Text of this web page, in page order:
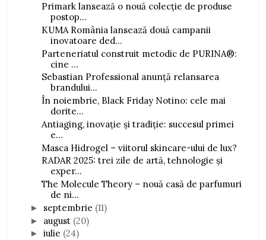
Primark lansează o nouă colecție de produse
postop...
KUMA România lansează două campanii
inovatoare ded...
Parteneriatul construit metodic de PURINA®:
cine ...
Sebastian Professional anunță relansarea
brandului...
În noiembrie, Black Friday Notino: cele mai
dorite...
Antiaging, inovație și tradiție: succesul primei
e...
Masca Hidrogel – viitorul skincare-ului de lux?
RADAR 2025: trei zile de artă, tehnologie și
exper...
The Molecule Theory – nouă casă de parfumuri
de ni...
► septembrie (11)
► august (20)
►iulie (24)